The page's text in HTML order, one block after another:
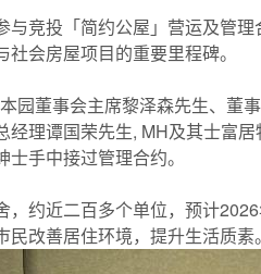
竞投「简约公屋」营运及管
会房屋项目的重要里程碑。
园董事会主席黎泽森先生、董
理谭国荣先生, MH及其士富
手中接过管理合约。
约近二百多个单位，预计
改善居住环境，提升生活质素。